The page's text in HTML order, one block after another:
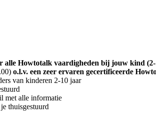
alle Howtotalk vaardigheden bij jouw kind
o.l.v. een zeer ervaren gecertificeerde
van kinderen 2-10 jaar
met alle informatie
thuisgestuurd